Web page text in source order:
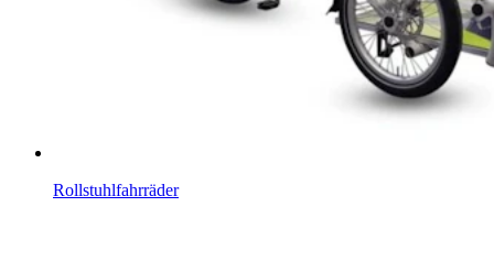
Rollstuhlfahrräder